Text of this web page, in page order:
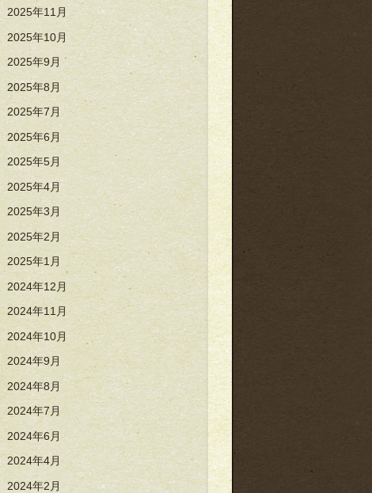
2025年11月
2025年10月
2025年9月
2025年8月
2025年7月
2025年6月
2025年5月
2025年4月
2025年3月
2025年2月
2025年1月
2024年12月
2024年11月
2024年10月
2024年9月
2024年8月
2024年7月
2024年6月
2024年4月
2024年2月